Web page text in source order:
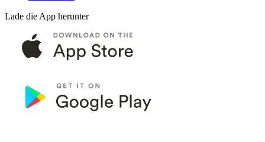
Lade die App herunter